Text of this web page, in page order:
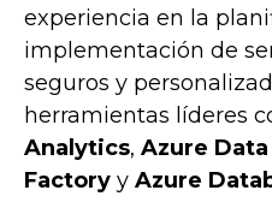
experiencia en la
implementación de
seguros y
herramientas líderes
Analytics, Azure
Factory y Azure